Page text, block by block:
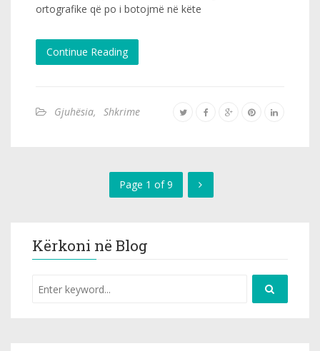
ortografike që po i botojmë në këte
Continue Reading
Gjuhësia, Shkrime
Page 1 of 9
Kërkoni në Blog